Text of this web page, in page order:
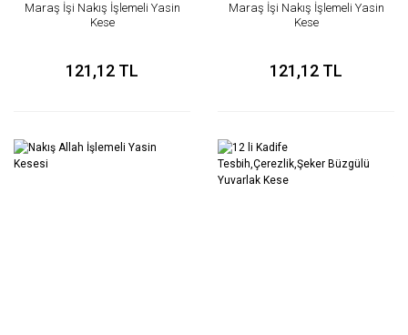
Maraş İşi Nakış İşlemeli Yasin
Kese
121,12 TL
Maraş İşi Nakış İşlemeli Yasin
Kese
121,12 TL